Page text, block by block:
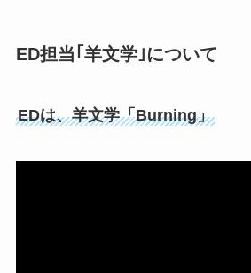
ED担当｢羊文学｣について
EDは、羊文学「Burning」